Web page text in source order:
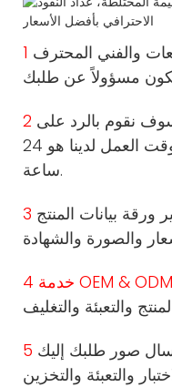
والفني المحترف
نقوم بالرد على
استفسارك في 12 ساعة، وقت العمل لدينا هو 24
ساعة.
ورقة بيانات المنتج
4 خدمة OEM & ODM
صور طلبك إليك